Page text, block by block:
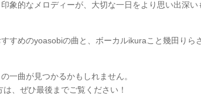
象的なメロディーが、大切な一日をより思い出深い
すめのyoasobiの曲と、ボーカルikuraこと幾田りら
一曲が見つかるかもしれません。
、ぜひ最後までご覧ください！